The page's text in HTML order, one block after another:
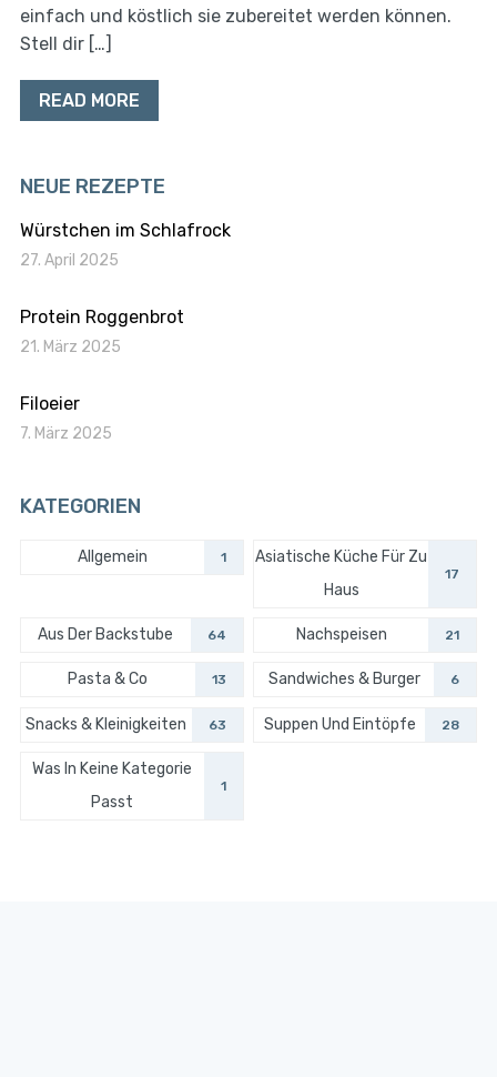
einfach und köstlich sie zubereitet werden können.
Stell dir […]
READ MORE
NEUE REZEPTE
Würstchen im Schlafrock
27. April 2025
Protein Roggenbrot
21. März 2025
Filoeier
7. März 2025
KATEGORIEN
Allgemein 1
Asiatische Küche Für Zu
Haus
17
Aus Der Backstube 64 Nachspeisen 21
Pasta & Co 13 Sandwiches & Burger 6
Snacks & Kleinigkeiten 63 Suppen Und Eintöpfe 28
Was In Keine Kategorie
Passt
1